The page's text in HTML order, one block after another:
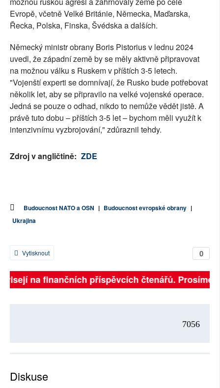
Evropě, včetně Velké Británie, Německa, Maďarska,
Řecka, Polska, Finska, Švédska a dalších.
Německý ministr obrany Boris Pistorius v lednu 2024
uvedl, že západní země by se měly aktivně připravovat
na možnou válku s Ruskem v příštích 3-5 letech.
"Vojenští experti se domnívají, že Rusko bude potřebovat
několik let, aby se připravilo na velké vojenské operace.
Jedná se pouze o odhad, nikdo to nemůže vědět jistě. A
právě tuto dobu – příštích 3-5 let – bychom měli využít k
intenzivnímu vyzbrojování," zdůraznil tehdy.
Zdroj v angličtině: ZDE
Budoucnost NATO a OSN | Budoucnost evropské obrany |
Ukrajina
0
Vytisknout
na finančních příspěvcích čtenářů. Prosíme,
7056
Diskuse